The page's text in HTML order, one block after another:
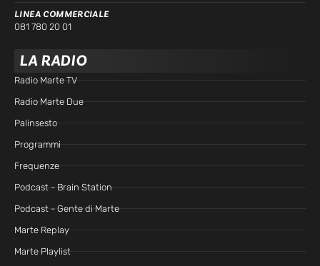
LINEA COMMERCIALE
081 780 20 01
LA RADIO
Radio Marte TV
Radio Marte Due
Palinsesto
Programmi
Frequenze
Podcast - Brain Station
Podcast - Gente di Marte
Marte Replay
Marte Playlist